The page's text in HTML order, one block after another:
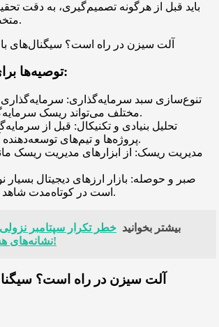
باید قبل از هرگونه تصمیم‌گیری، به دقت
متخصصان استفاده کنند.
توصیه‌ها برای سرمایه‌گذاران:
تنوع‌سازی سبد سرمایه‌گذاری:
مختلف می‌تواند ریسک سرمایه‌گذاری را کاهش دهد.
تحلیل بنیادی و تکنیکال: قبل از
پروژه‌ها و تیم‌های توسعه‌دهنده آن‌ها را بررسی کنید.
مدیریت ریسک: از ابزارهای مدیریت ریسک
صبر و حوصله: بازار ارزهای دیجیتال
است در کوتاه‌مدت شاهد افت قیمت‌ها باشیم.
بیشتر بخوانید خطر تکرار سپتامبر
نشانه‌های هشدار فعال شدند!